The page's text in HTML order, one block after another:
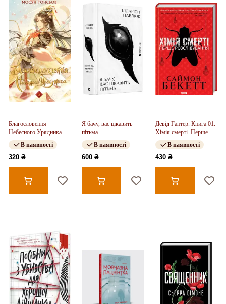
Благословення
Небесного Урядника.
Том 2
В наявності
320 ₴
Я бачу, вас цікавить
пітьма
В наявності
600 ₴
Девід Гантер. Книга 01.
Хімія смерті. Перше
розслідування
В наявності
430 ₴